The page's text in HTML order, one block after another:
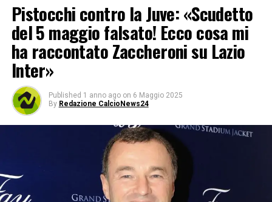
Pistocchi contro la Juve: «Scudetto
del 5 maggio falsato! Ecco cosa mi
ha raccontato Zaccheroni su Lazio
Inter»
Published 1 anno ago on 6 Maggio 2025
By Redazione CalcioNews24